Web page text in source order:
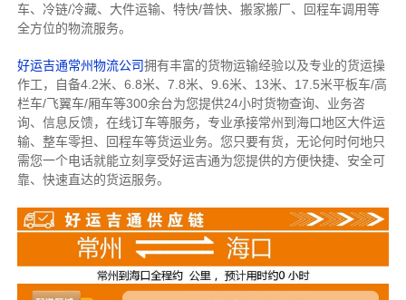
车、冷链/冷藏、大件运输、特快/普快、搬家搬厂、回程车调用等
全方位的物流服务。
好运吉通常州物流公司拥有丰富的货物运输经验以及专业的货运操
作工，自备4.2米、6.8米、7.8米、9.6米、13米、17.5米平板车/高
栏车/飞翼车/厢车等300余台为您提供24小时货物查询、业务咨
询、信息反馈，在线订车等服务， 专业承接常州到海口地区大件运
输、整车零担、回程车等货运业务。 您只要有货，无论何时何地只
需您一个电话就能立刻享受好运吉通为您提供的方便快捷、安全可
靠、快速直达的货运服务。